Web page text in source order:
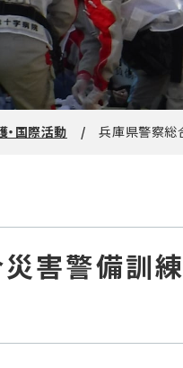
・国際活動 兵庫県警察総
害警備訓